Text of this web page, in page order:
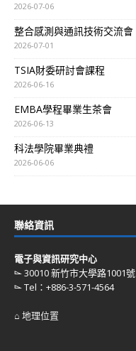
2026-07-06
整合感測與通訊技術交流會
2026-07-01
TSIA財委研討會課程
2026-06-16
EMBA學程畢業生茶會
2026-06-13
科法學院畢業典禮
2026-06-06
聯絡資訊
電子與資訊研究中心
⌳ 30010 新竹市大學路1001號
⌳ Tel：+886-3-571-4564
⌂ 地理位置